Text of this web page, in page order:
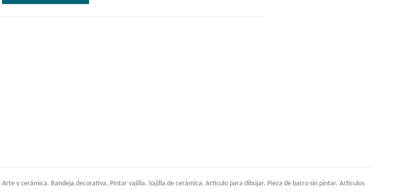
y cerámica. Bandeja decorativa. Pintar vajilla. Vajilla de cerámica. Artículo para dibujar. Pieza de barro sin pintar. Artículos